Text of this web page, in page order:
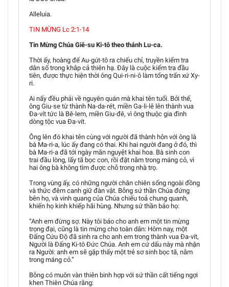
Alleluia.
TIN MỪNG Lc 2:1-14
Tin Mừng Chúa Giê-su Ki-tô theo thánh Lu-ca.
Thời ấy, hoàng đế Au-gút-tô ra chiếu chỉ, truyền kiểm tra
dân số trong khắp cả thiên hạ. Đây là cuộc kiểm tra đầu
tiên, được thực hiện thời ông Qui-ri-ni-ô làm tổng trấn xứ Xy-
ri.
Ai nấy đều phải về nguyên quán mà khai tên tuổi. Bởi thế,
ông Giu-se từ thành Na-da-rét, miền Ga-li-lê lên thành vua
Đa-vít tức là Bê-lem, miền Giu-đê, vì ông thuộc gia đình
dòng tộc vua Đa-vít.
Ông lên đó khai tên cùng với người đã thành hôn với ông là
bà Ma-ri-a, lúc ấy đang có thai. Khi hai người đang ở đó, thì
bà Ma-ri-a đã tới ngày mãn nguyệt khai hoa. Bà sinh con
trai đầu lòng, lấy tã bọc con, rồi đặt nằm trong máng cỏ, vì
hai ông bà không tìm được chỗ trong nhà trọ.
Trong vùng ấy, có những người chăn chiên sống ngoài đồng
và thức đêm canh giữ đàn vật. Bỗng sứ thần Chúa đứng
bên họ, và vinh quang của Chúa chiếu toả chung quanh,
khiến họ kinh khiếp hãi hùng. Nhưng sứ thần bảo họ:
“Anh em đừng sợ. Này tôi báo cho anh em một tin mừng
trọng đại, cũng là tin mừng cho toàn dân: Hôm nay, một
Đấng Cứu Độ đã sinh ra cho anh em trong thành vua Đa-vít,
Người là Đấng Ki-tô Đức Chúa. Anh em cứ dấu này mà nhận
ra Người: anh em sẽ gặp thấy một trẻ sơ sinh bọc tã, nằm
trong máng cỏ.”
Bỗng có muôn vàn thiên binh hợp với sứ thần cất tiếng ngợi
khen Thiên Chúa rằng: